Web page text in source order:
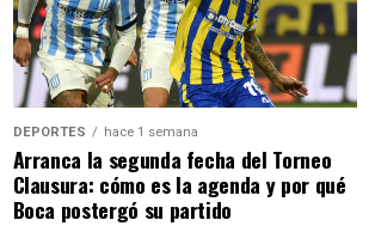
DEPORTES hace 1 semana
Arranca la segunda fecha del Torneo
Clausura: cómo es la agenda y por qué
Boca postergó su partido